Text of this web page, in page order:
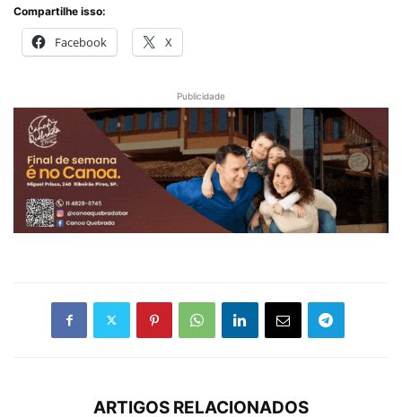
Compartilhe isso:
Facebook X
Publicidade
ARTIGOS RELACIONADOS